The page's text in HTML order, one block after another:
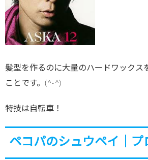
髪型を作るのに大量のハードワックス
ことです。(^-^)
特技は自転車！
ペコパのシュウペイ｜プ